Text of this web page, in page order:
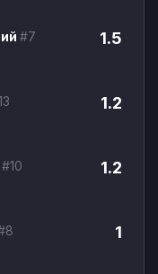
#7
1.5
1.2
#10
1.2
1